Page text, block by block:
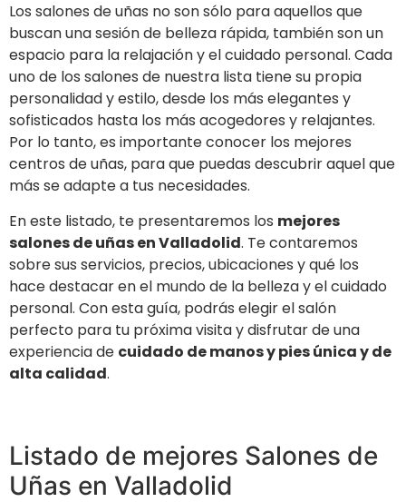
Los salones de uñas no son sólo para aquellos que
buscan una sesión de belleza rápida, también son un
espacio para la relajación y el cuidado personal. Cada
uno de los salones de nuestra lista tiene su propia
personalidad y estilo, desde los más elegantes y
sofisticados hasta los más acogedores y relajantes.
Por lo tanto, es importante conocer los mejores
centros de uñas, para que puedas descubrir aquel que
más se adapte a tus necesidades.
En este listado, te presentaremos los mejores
salones de uñas en Valladolid. Te contaremos
sobre sus servicios, precios, ubicaciones y qué los
hace destacar en el mundo de la belleza y el cuidado
personal. Con esta guía, podrás elegir el salón
perfecto para tu próxima visita y disfrutar de una
experiencia de cuidado de manos y pies única y de
alta calidad.
Listado de mejores Salones de
Uñas en Valladolid